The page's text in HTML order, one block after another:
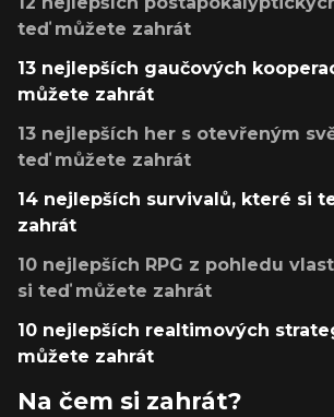
teď můžete zahrát
13 nejlepších gaučových
můžete zahrát
13 nejlepších her s otevřeným
teď můžete zahrát
14 nejlepších survivalů, které si
zahrát
10 nejlepších RPG z pohledu
si teď můžete zahrát
10 nejlepších realtimových
můžete zahrát
Na čem si zahrát?